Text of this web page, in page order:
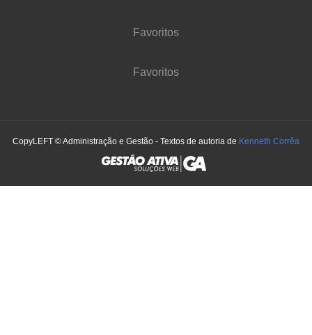
Favoritos
Favoritos
CopyLEFT © Administração e Gestão - Textos de autoria de Kenneth Corrêa